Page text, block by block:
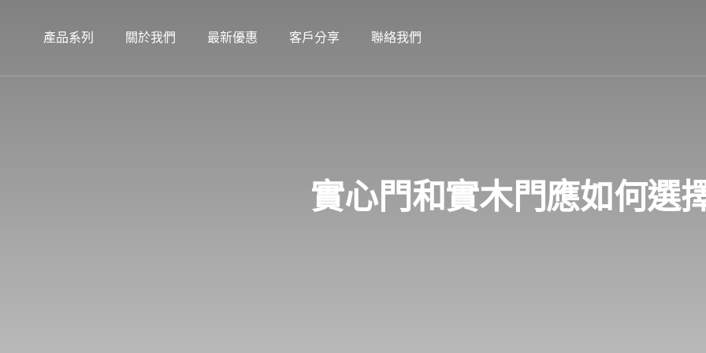
產品系列 關於我們 最新優惠 客戶分享 聯絡我們
實心門和實木門應如何選